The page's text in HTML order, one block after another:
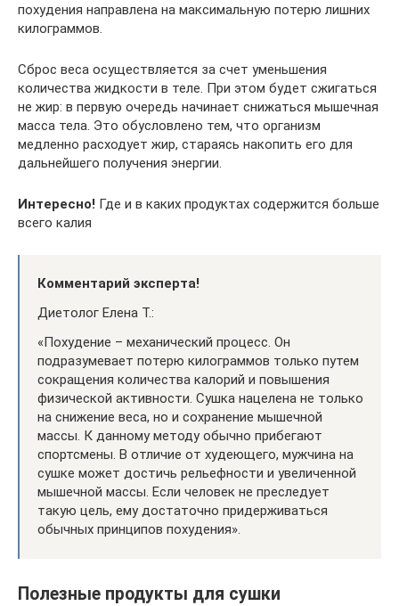
похудения направлена на максимальную потерю лишних
килограммов.
Сброс веса осуществляется за счет уменьшения
количества жидкости в теле. При этом будет сжигаться
не жир: в первую очередь начинает снижаться мышечная
масса тела. Это обусловлено тем, что организм
медленно расходует жир, стараясь накопить его для
дальнейшего получения энергии.
Интересно! Где и в каких продуктах содержится больше
всего калия
Комментарий эксперта!
Диетолог Елена Т.:
«Похудение – механический процесс. Он
подразумевает потерю килограммов только путем
сокращения количества калорий и повышения
физической активности. Сушка нацелена не только
на снижение веса, но и сохранение мышечной
массы. К данному методу обычно прибегают
спортсмены. В отличие от худеющего, мужчина на
сушке может достичь рельефности и увеличенной
мышечной массы. Если человек не преследует
такую цель, ему достаточно придерживаться
обычных принципов похудения».
Полезные продукты для сушки